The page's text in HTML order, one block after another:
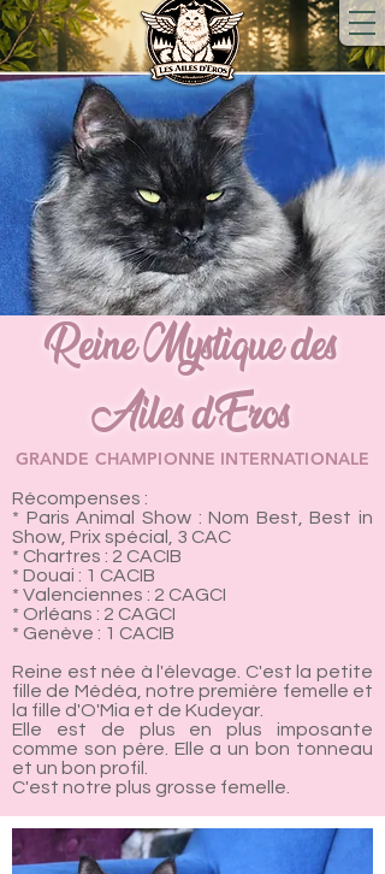
Reine Mystique des
Ailes d'Eros
GRANDE CHAMPIONNE INTERNATIONALE
Récompenses :
* Paris Animal Show : Nom Best, Best in
Show, Prix spécial, 3 CAC
* Chartres : 2 CACIB
* Douai : 1 CACIB
* Valenciennes : 2 CAGCI
* Orléans : 2 CAGCI
* Genève : 1 CACIB
Reine est née à l'élevage. C'est la petite
fille de Médéa, notre première femelle et
la fille d'O'Mia et de Kudeyar.
Elle est de plus en plus imposante
comme son père. Elle a un bon tonneau
et un bon profil.
C'est notre plus grosse femelle.